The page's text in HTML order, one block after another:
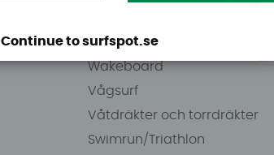
SUP
Wakeboard
Vågsurf
Våtdräkter och torrdräkter
Swimrun/Triathlon
Continue to surfspot.se